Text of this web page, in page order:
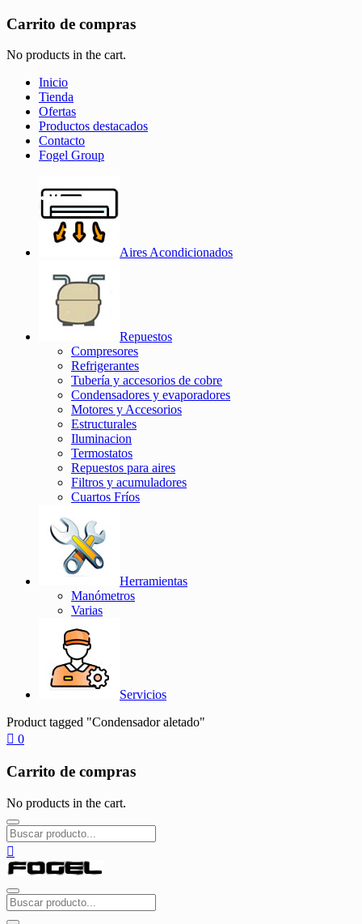
Carrito de compras
No products in the cart.
Inicio
Tienda
Ofertas
Productos destacados
Contacto
Fogel Group
Aires Acondicionados
Repuestos
Compresores
Refrigerantes
Tubería y accesorios de cobre
Condensadores y evaporadores
Motores y Accesorios
Estructurales
Iluminacion
Termostatos
Repuestos para aires
Filtros y acumuladores
Cuartos Fríos
Herramientas
Manómetros
Varias
Servicios
Product tagged "Condensador aletado"
0
Carrito de compras
No products in the cart.